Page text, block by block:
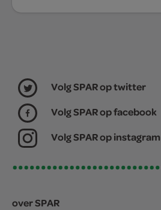
Volg SPAR op twitter
Volg SPAR op facebook
Volg SPAR op instagram
over SPAR